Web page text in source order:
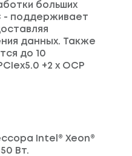
больших
- поддерживает
данных. Также
до 10
+2 x OCP
Intel® Xeon®
Вт.